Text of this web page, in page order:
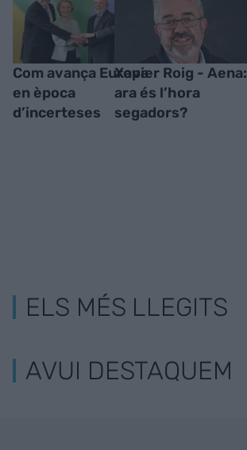
Com avança Europa
en època
d’incerteses
Xavier Roig - Aena:
ara és l’hora
segadors?
ELS MÉS LLEGITS
AVUI DESTAQUEM